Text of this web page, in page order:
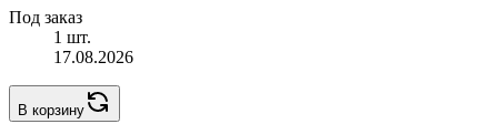
Под заказ
1 шт.
17.08.2026
В корзину